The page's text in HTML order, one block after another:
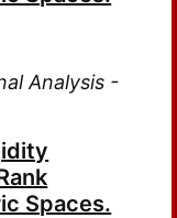
Analysis -
Spaces.